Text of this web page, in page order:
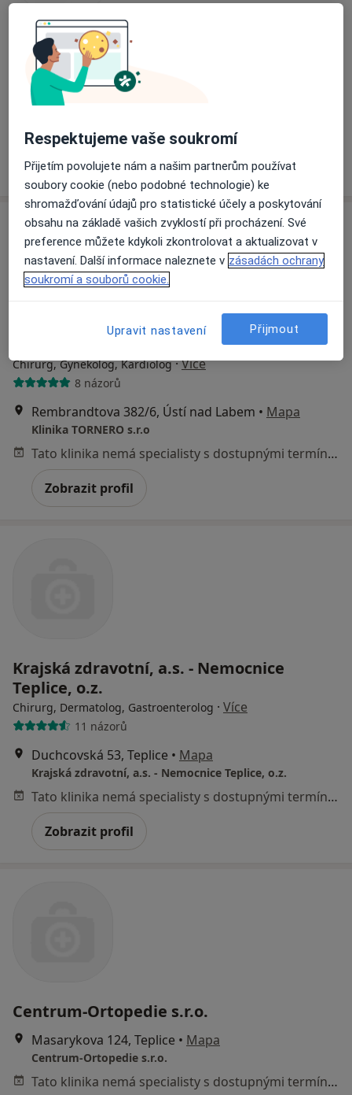
PRONATAL Medical Group
Anesteziolog, Gynekolog, Urolog
Bílinská 1509/6, Teplice
PRONATAL Medical Group
Zobrazit profil
Chirurg, Gynekolog, Kardiolog·Více
8 názorů
Rembrandtova 382/6, Ústí nad Labem • Mapa
Klinika TORNERO s.r.o
Tato klinika nemá specialisty s dostupnými termíny v online kalendáři
Zobrazit profil
Krajská zdravotní, a.s. - Nemocnice
Teplice, o.z.
Chirurg, Dermatolog, Gastroenterolog · Více
11 názorů
Duchcovská 53, Teplice • Mapa
Krajská zdravotní, a.s. - Nemocnice Teplice, o.z.
Tato klinika nemá specialisty s dostupnými termíny v online kalendáři
Zobrazit profil
Centrum-Ortopedie s.r.o.
Masarykova 124, Teplice • Mapa
Centrum-Ortopedie s.r.o.
Tato klinika nemá specialisty s dostupnými termíny v online kalendáři
Respektujeme vaše soukromí
Přijetím povolujete nám a našim partnerům používat
soubory cookie (nebo podobné technologie) ke
shromažďování údajů pro statistické účely a poskytování
obsahu na základě vašich zvyklostí při procházení. Své
preference můžete kdykoli zkontrolovat a aktualizovat v
nastavení. Další informace naleznete v zásadách ochrany
soukromí a souborů cookie.
Upravit nastavení Přijmout